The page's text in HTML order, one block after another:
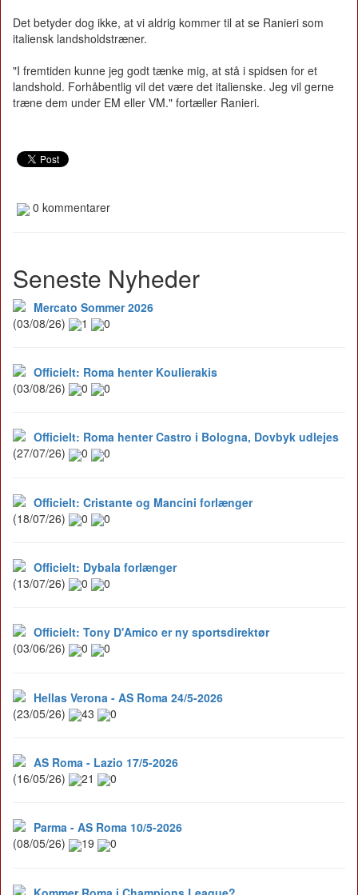
Det betyder dog ikke, at vi aldrig kommer til at se Ranieri som
italiensk landsholdstræner.
"I fremtiden kunne jeg godt tænke mig, at stå i spidsen for et
landshold. Forhåbentlig vil det være det italienske. Jeg vil gerne
træne dem under EM eller VM." fortæller Ranieri.
0 kommentarer
Seneste Nyheder
Mercato Sommer 2026
(03/08/26)
1 0
Officielt: Roma henter Koulierakis
(03/08/26)
0 0
Officielt: Roma henter Castro i Bologna, Dovbyk udlejes
(27/07/26)
0 0
Officielt: Cristante og Mancini forlænger
(18/07/26)
0 0
Officielt: Dybala forlænger
(13/07/26)
0 0
Officielt: Tony D'Amico er ny sportsdirektør
(03/06/26)
0 0
Hellas Verona - AS Roma 24/5-2026
(23/05/26)
43 0
AS Roma - Lazio 17/5-2026
(16/05/26)
21 0
Parma - AS Roma 10/5-2026
(08/05/26)
19 0